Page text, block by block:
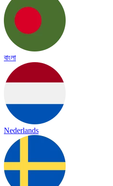
বাংলা
Nederlands